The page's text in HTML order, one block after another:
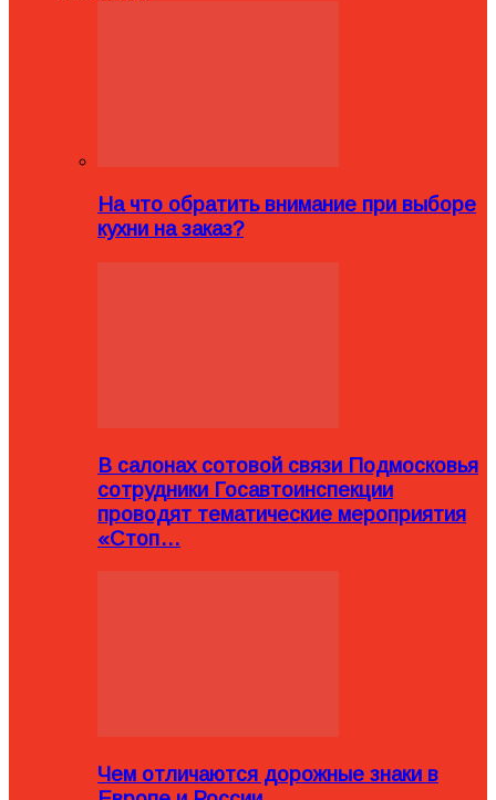
На что обратить внимание при выборе
кухни на заказ?
В салонах сотовой связи Подмосковья
сотрудники Госавтоинспекции
проводят тематические мероприятия
«Стоп…
Чем отличаются дорожные знаки в